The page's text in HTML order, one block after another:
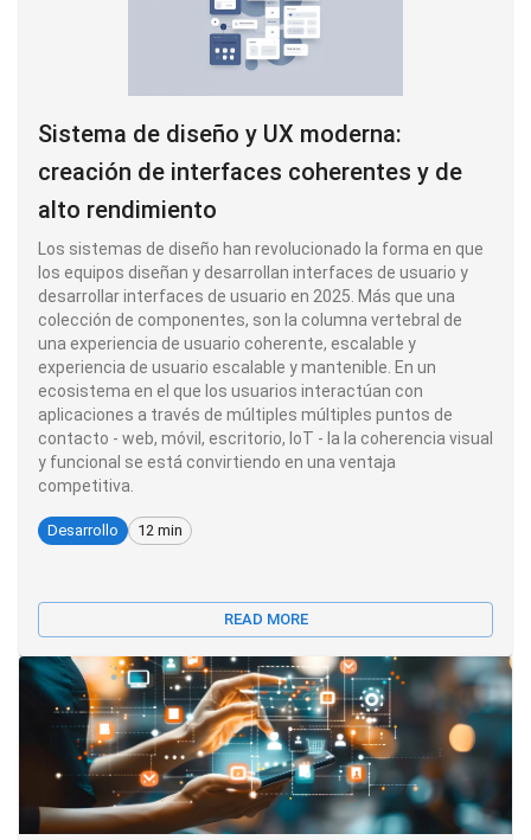
Sistema de diseño y UX moderna:
creación de interfaces coherentes y de
alto rendimiento
Los sistemas de diseño han revolucionado la forma en que
los equipos diseñan y desarrollan interfaces de usuario y
desarrollar interfaces de usuario en 2025. Más que una
colección de componentes, son la columna vertebral de
una experiencia de usuario coherente, escalable y
experiencia de usuario escalable y mantenible. En un
ecosistema en el que los usuarios interactúan con
aplicaciones a través de múltiples múltiples puntos de
contacto - web, móvil, escritorio, IoT - la la coherencia visual
y funcional se está convirtiendo en una ventaja
competitiva.
Desarrollo 12 min
READ MORE